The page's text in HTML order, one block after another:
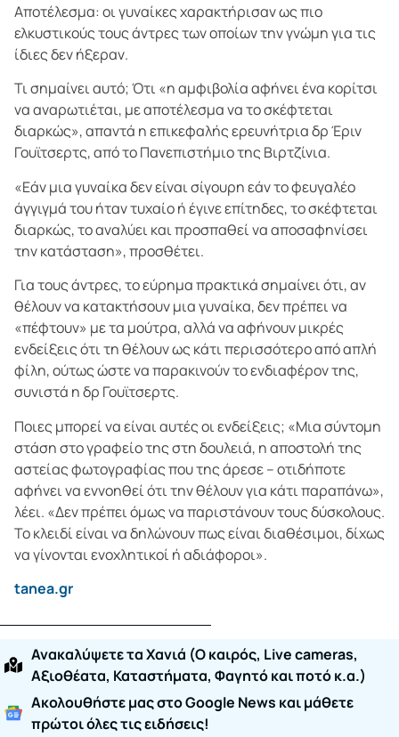
Αποτέλεσμα: οι γυναίκες χαρακτήρισαν ως πιο
ελκυστικούς τους άντρες των οποίων την γνώμη για τις
ίδιες δεν ήξεραν.
Τι σημαίνει αυτό; Ότι «η αμφιβολία αφήνει ένα κορίτσι
να αναρωτιέται, με αποτέλεσμα να το σκέφτεται
διαρκώς», απαντά η επικεφαλής ερευνήτρια δρ Έριν
Γουϊτσερτς, από το Πανεπιστήμιο της Βιρτζίνια.
«Εάν μια γυναίκα δεν είναι σίγουρη εάν το φευγαλέο
άγγιγμά του ήταν τυχαίο ή έγινε επίτηδες, το σκέφτεται
διαρκώς, το αναλύει και προσπαθεί να αποσαφηνίσει
την κατάσταση», προσθέτει.
Για τους άντρες, το εύρημα πρακτικά σημαίνει ότι, αν
θέλουν να κατακτήσουν μια γυναίκα, δεν πρέπει να
«πέφτουν» με τα μούτρα, αλλά να αφήνουν μικρές
ενδείξεις ότι τη θέλουν ως κάτι περισσότερο από απλή
φίλη, ούτως ώστε να παρακινούν το ενδιαφέρον της,
συνιστά η δρ Γουϊτσερτς.
Ποιες μπορεί να είναι αυτές οι ενδείξεις; «Μια σύντομη
στάση στο γραφείο της στη δουλειά, η αποστολή της
αστείας φωτογραφίας που της άρεσε – οτιδήποτε
αφήνει να εννοηθεί ότι την θέλουν για κάτι παραπάνω»,
λέει. «Δεν πρέπει όμως να παριστάνουν τους δύσκολους.
Το κλειδί είναι να δηλώνουν πως είναι διαθέσιμοι, δίχως
να γίνονται ενοχλητικοί ή αδιάφοροι».
tanea.gr
Ανακαλύψετε τα Χανιά (O καιρός, Live cameras,
Αξιοθέατα, Καταστήματα, Φαγητό και ποτό κ.α.)
Ακολουθήστε μας στο Google News και μάθετε
πρώτοι όλες τις ειδήσεις!